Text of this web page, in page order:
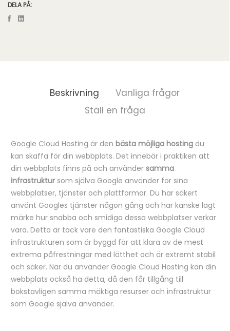
DELA PÅ:
Beskrivning
Vanliga frågor
Ställ en fråga
B
e
s
k
r
i
v
n
i
n
Google Cloud Hosting är den bästa möjliga hosting du
kan skaffa för din webbplats. Det innebär i praktiken att
din webbplats finns på och använder samma
infrastruktur som själva Google använder för sina
webbplatser, tjänster och plattformar. Du har säkert
använt Googles tjänster någon gång och har kanske lagt
märke hur snabba och smidiga dessa webbplatser verkar
vara. Detta är tack vare den fantastiska Google Cloud
infrastrukturen som är byggd för att klara av de mest
extrema påfrestningar med lätthet och är extremt stabil
och säker. När du använder Google Cloud Hosting kan din
webbplats också ha detta, då den får tillgång till
bokstavligen samma mäktiga resurser och infrastruktur
som Google själva använder.